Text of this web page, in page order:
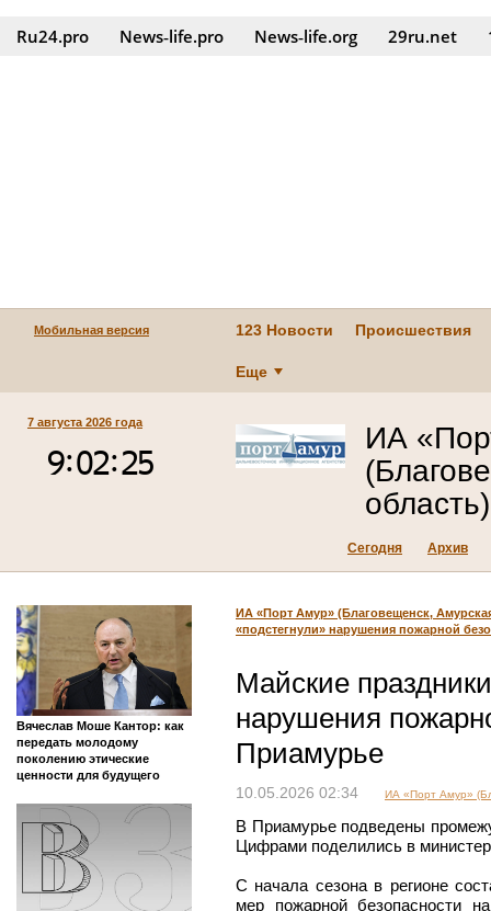
Ru24.pro News‑life.pro News‑life.org 29ru.net
Мобильная версия 123 Новости Происшествия
Еще
7 августа 2026 года
ИА
область)
Сегодня Архив
Вячеслав Моше Кантор: как
передать молодому
поколению этические
ценности для будущего
ИА «Порт Амур» (Благовещенск,
«подстегнули» нарушения пожарной
Майские
нарушения
Приамурье
10.05.2026 02:34 ИА «Порт Амур»
В Приамурье подведены
Цифрами поделились в
С начала сезона в регионе
мер пожарной безопасности